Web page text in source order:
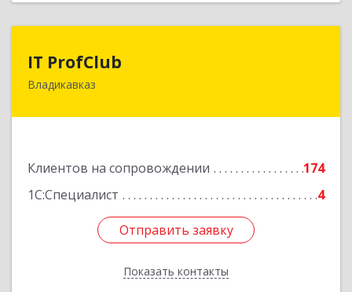
IT ProfClub
Владикавказ
Клиентов на сопровождении
174
1С:Специалист
4
Отправить заявку
Показать контакты
362045, Северная Осетия - Алания Респ,
Подробнее
Отправить заявку
Назад